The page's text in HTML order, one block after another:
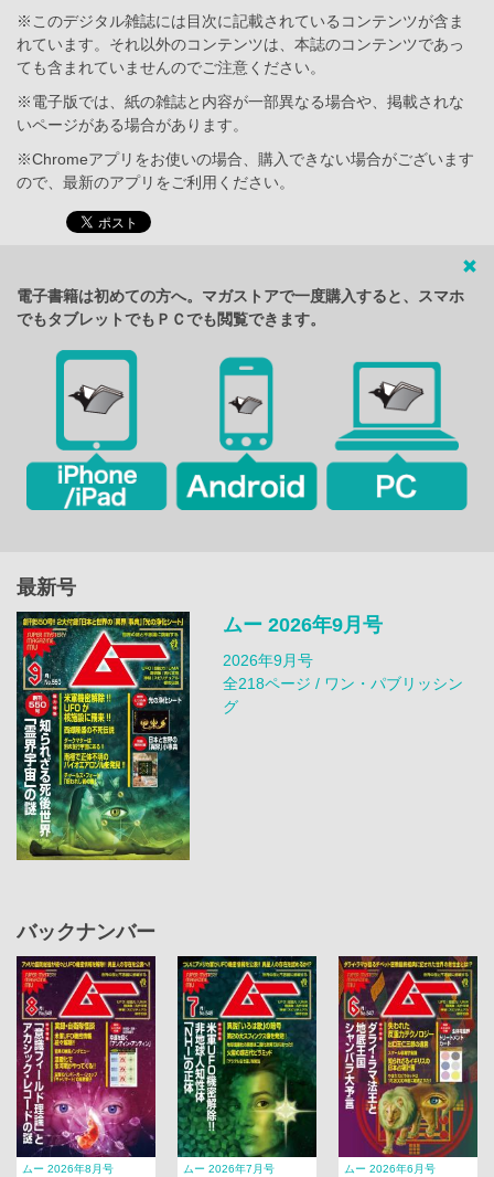
※このデジタル雑誌には目次に記載されているコンテンツが含ま
れています。それ以外のコンテンツは、本誌のコンテンツであっ
ても含まれていませんのでご注意ください。
※電子版では、紙の雑誌と内容が一部異なる場合や、掲載されな
いページがある場合があります。
※Chromeアプリをお使いの場合、購入できない場合がございます
ので、最新のアプリをご利用ください。
電子書籍は初めての方へ。マガストアで一度購入すると、スマホ
でもタブレットでもＰＣでも閲覧できます。
最新号
ムー 2026年9月号
2026年9月号
全218ページ / ワン・パブリッシン
グ
バックナンバー
ムー 2026年8月号 ムー 2026年7月号 ムー 2026年6月号